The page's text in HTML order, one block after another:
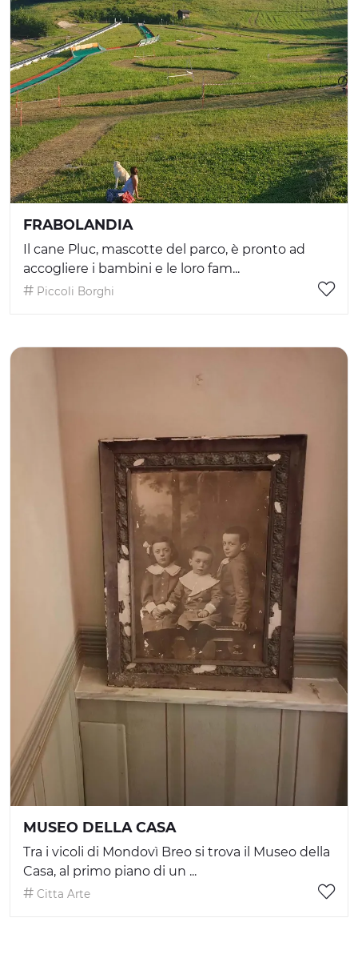
FRABOLANDIA
Il cane Pluc, mascotte del parco, è pronto ad
accogliere i bambini e le loro fam...
Piccoli Borghi
MUSEO DELLA CASA
Tra i vicoli di Mondovì Breo si trova il Museo della
Casa, al primo piano di un ...
Citta Arte